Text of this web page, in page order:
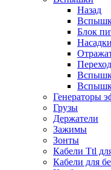
Назад
Блок
Генераторы
Грузы
Держатели
Зажимы
Зонты
Кабели Ttl
Кабели для